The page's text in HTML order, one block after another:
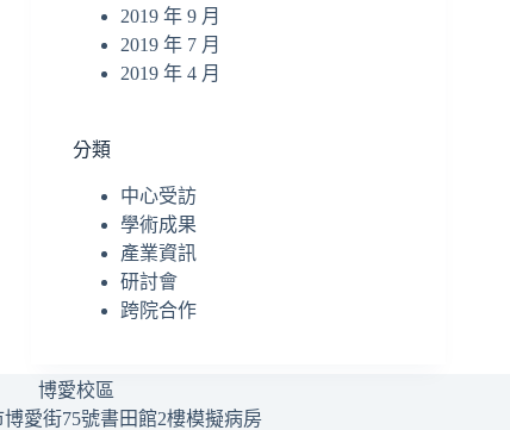
2019 年 9 月
2019 年 7 月
2019 年 4 月
分類
中心受訪
學術成果
產業資訊
研討會
跨院合作
博愛校區
愛街75號書田館2樓模擬病房